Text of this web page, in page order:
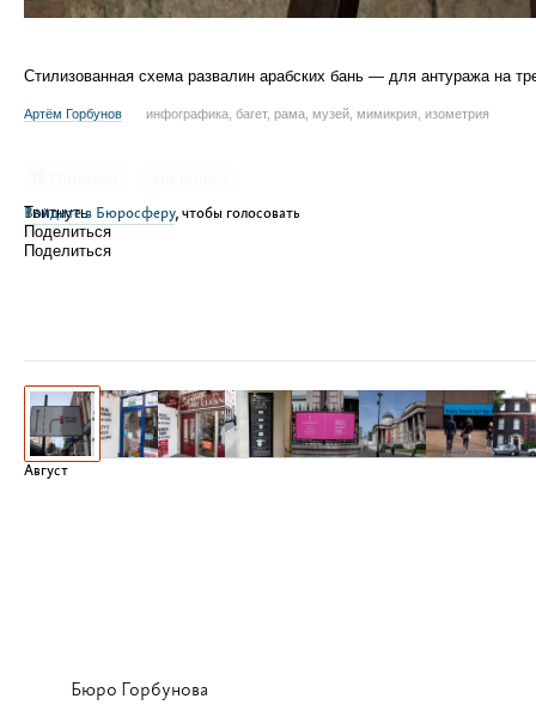
Стилизованная схема развалин арабских бань — для антуража на
Артём Горбунов инфографика, багет, рама, музей, мимикрия, изометрия
Войдите в Бюросферу, чтобы голосовать
Твитнуть
Поделиться
Поделиться
Август
Бюро Горбунова